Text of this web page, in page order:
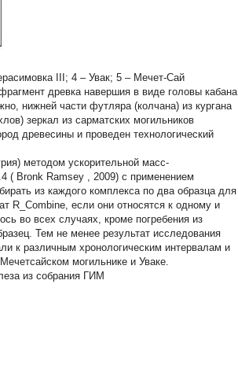
III; 4 – Увак; 5 – Мечет-Сай
древка навершия в виде головы кабана
нижней части футляра (колчана) из кургана
зеркал из сарматских могильников
древесины и проведен технологический
методом ускорительной масс-
( Bronk Ramsey
, 2009) с применением
из каждого комплекса по два образца для
R_Combine, если они относятся к одному и
во всех случаях, кроме погребения из
Тем не менее результат исследования
к различным хронологическим интервалам и
могильнике и Уваке.
из собрания ГИМ